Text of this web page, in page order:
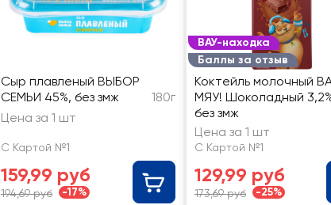
Сыр плавленый ВЫБОР
СЕМЬИ 45%, без змж
180г
Цена за 1 шт
С Картой №1
159,99 руб
194,69 руб -17%
ВАУ-находка
Баллы за отзыв
Коктейль молочный
МЯУ! Шоколадный
без змж
Цена за 1 шт
С Картой №1
129,99 руб
173,69 руб -25%